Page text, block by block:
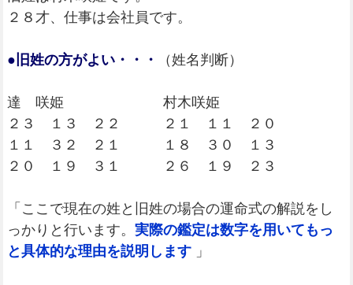
２８才、仕事は会社員です。
●旧姓の方がよい・・・ （姓名判断）
達 咲姫 村木咲姫
２３ １３ ２２ ２１ １１ ２０
１１ ３２ ２１ １８ ３０ １３
２０ １９ ３１ ２６ １９ ２３
「ここで現在の姓と旧姓の場合の運命式の解説をし
っかりと行います。 実際の鑑定は数字を用いてもっ
と具体的な理由を説明します」